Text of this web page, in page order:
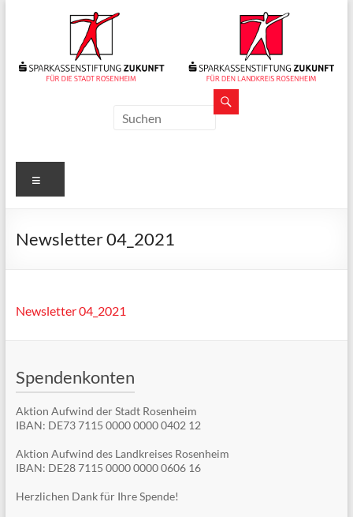
Sparkassenstiftungen
Für
Stadt
und
Rosenheim
Newsletter 04_2021
Newsletter 04_2021
Spendenkonten
Aktion Aufwind der Stadt Rosenheim
IBAN: DE73 7115 0000 0000 0402 12
Aktion Aufwind des Landkreises Rosenheim
IBAN: DE28 7115 0000 0000 0606 16
Herzlichen Dank für Ihre Spende!